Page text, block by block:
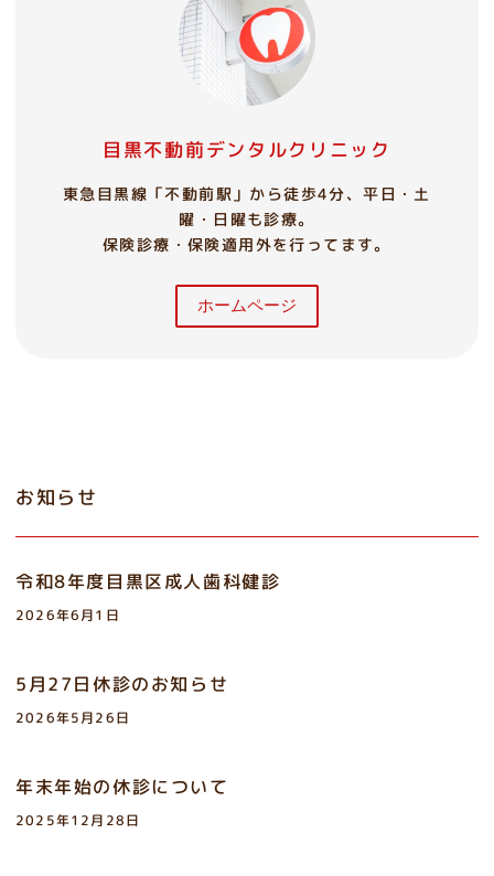
目黒不動前デンタルクリニック
東急目黒線「不動前駅」から徒歩4分、平日・土
曜・日曜も診療。
保険診療・保険適用外を行ってます。
ホームページ
お知らせ
令和8年度目黒区成人歯科健診
2026年6月1日
5月27日休診のお知らせ
2026年5月26日
年末年始の休診について
2025年12月28日